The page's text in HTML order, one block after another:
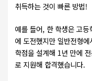
취득하는 것이 빠른 방법!
예를 들어, 한 학생은 고
에 도전했지만 일반전형
학점을 설계해 1년 만에
로 지원해 합격했습니다.